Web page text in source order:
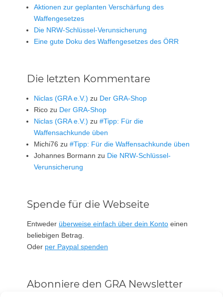
Aktionen zur geplanten Verschärfung des
Waffengesetzes
Die NRW-Schlüssel-Verunsicherung
Eine gute Doku des Waffengesetzes des ÖRR
Die letzten Kommentare
Niclas (GRA e.V.) zu Der GRA-Shop
Rico zu Der GRA-Shop
Niclas (GRA e.V.) zu #Tipp: Für die
Waffensachkunde üben
Michi76 zu #Tipp: Für die Waffensachkunde üben
Johannes Bormann zu Die NRW-Schlüssel-
Verunsicherung
Spende für die Webseite
Entweder überweise einfach über dein Konto einen
beliebigen Betrag.
Oder per Paypal spenden
Abonniere den GRA Newsletter